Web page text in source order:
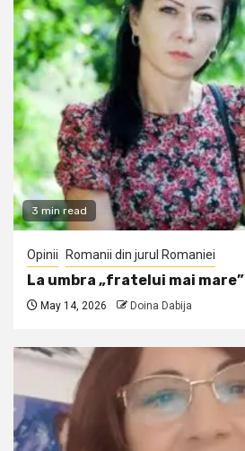
3 min read
Opinii Romanii din jurul Romaniei
La umbra „fratelui mai mare”
May 14, 2026 Doina Dabija